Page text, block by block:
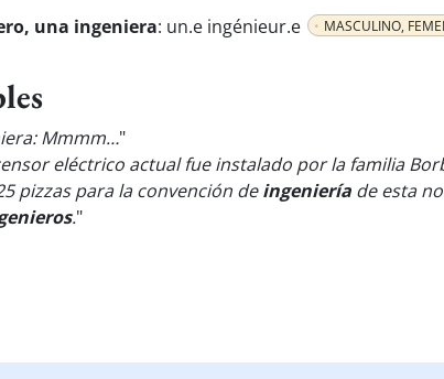
una ingeniera: un.e ingénieur.e MASCULINO,
Mmmm…"
eléctrico actual fue instalado por la familia
pizzas para la convención deingeniería de esta
."